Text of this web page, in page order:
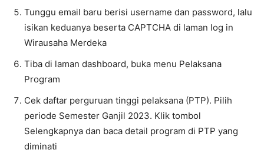
Tunggu email baru berisi username dan password, lalu
isikan keduanya beserta CAPTCHA di laman log in
Wirausaha Merdeka
Tiba di laman dashboard, buka menu Pelaksana
Program
Cek daftar perguruan tinggi pelaksana (PTP). Pilih
periode Semester Ganjil 2023. Klik tombol
Selengkapnya dan baca detail program di PTP yang
diminati